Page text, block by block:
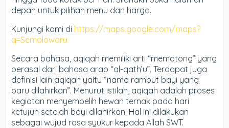
depan untuk pilihan menu dan harga.
Kunjungi kami di https://maps.google.com/maps?
q=Semolowaru
Secara bahasa, aqiqah memiliki arti “memotong” yang
berasal dari bahasa arab “al-qath’u”. Terdapat juga
definisi lain aqiqah yaitu “nama rambut bayi yang
baru dilahirkan”. Menurut istilah, aqiqah adalah proses
kegiatan menyembelih hewan ternak pada hari
ketujuh setelah bayi dilahirkan. Hal ini dilakukan
sebagai wujud rasa syukur kepada Allah SWT.